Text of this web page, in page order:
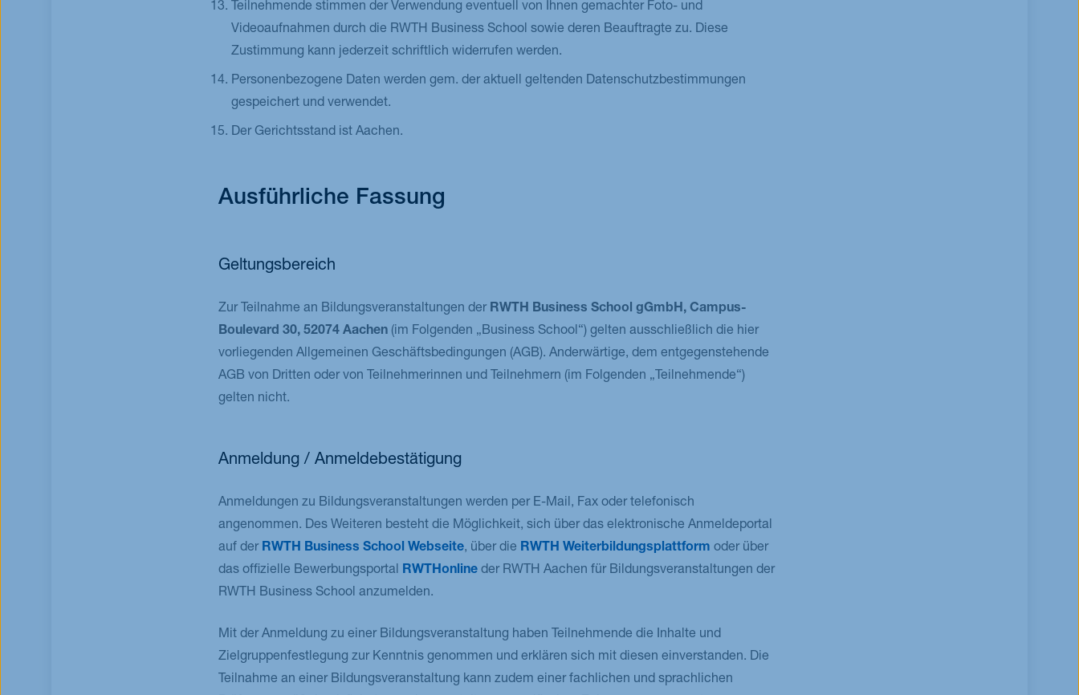
Teilnehmende stimmen der Verwendung eventuell von Ihnen gemachter Foto- und
Videoaufnahmen durch die RWTH Business School sowie deren Beauftragte zu. Diese
Zustimmung kann jederzeit schriftlich widerrufen werden.
Personenbezogene Daten werden gem. der aktuell geltenden Datenschutzbestimmungen
gespeichert und verwendet.
Der Gerichtsstand ist Aachen.
Ausführliche Fassung
Geltungsbereich
Zur Teilnahme an Bildungsveranstaltungen der RWTH Business School gGmbH, Campus-
Boulevard 30, 52074 Aachen (im Folgenden „Business School“) gelten ausschließlich die hier
vorliegenden Allgemeinen Geschäftsbedingungen (AGB). Anderwärtige, dem entgegenstehende
AGB von Dritten oder von Teilnehmerinnen und Teilnehmern (im Folgenden „Teilnehmende“)
gelten nicht.
Anmeldung / Anmeldebestätigung
Anmeldungen zu Bildungsveranstaltungen werden per E-Mail, Fax oder telefonisch
angenommen. Des Weiteren besteht die Möglichkeit, sich über das elektronische Anmeldeportal
auf der RWTH Business School Webseite, über die RWTH Weiterbildungsplattform oder über
das offizielle Bewerbungsportal RWTHonline der RWTH Aachen für Bildungsveranstaltungen der
RWTH Business School anzumelden.
Mit der Anmeldung zu einer Bildungsveranstaltung haben Teilnehmende die Inhalte und
Zielgruppenfestlegung zur Kenntnis genommen und erklären sich mit diesen einverstanden. Die
Teilnahme an einer Bildungsveranstaltung kann zudem einer fachlichen und sprachlichen